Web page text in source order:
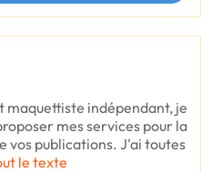
maquettiste indépendant, je
mes services pour la
vos publications. J'ai toutes
le texte